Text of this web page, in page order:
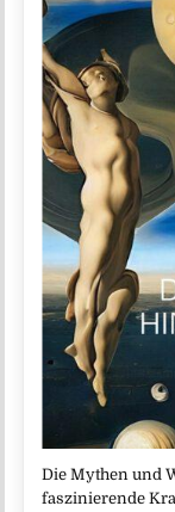
Die Mythen und
faszinierende